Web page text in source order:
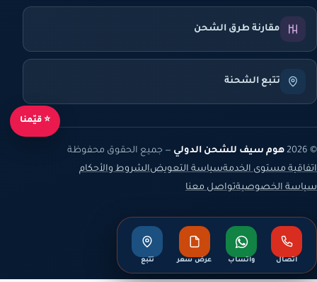
مقارنة طرق الشحن
تتبع الشحنة
© 2026 هوم سيف للشحن الدولي — جميع الحقوق محفوظة
اتفاقية مستوى الخدمةسياسة التعويضالشروط والأحكام
سياسة الخصوصيةتواصل معنا
اتصال واتساب عرض سعر تتبع
⭐ قيّمنا